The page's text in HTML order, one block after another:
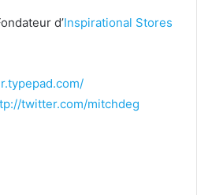
d’Inspirational Stores
twitter.com/mitchdeg